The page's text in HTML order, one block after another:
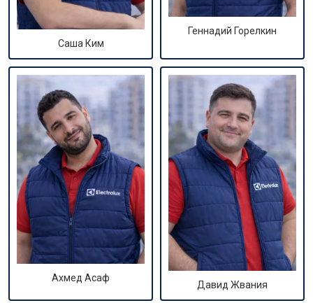
Саша Ким
Геннадий Горелкин
Ахмед Асаф
Давид Жвания